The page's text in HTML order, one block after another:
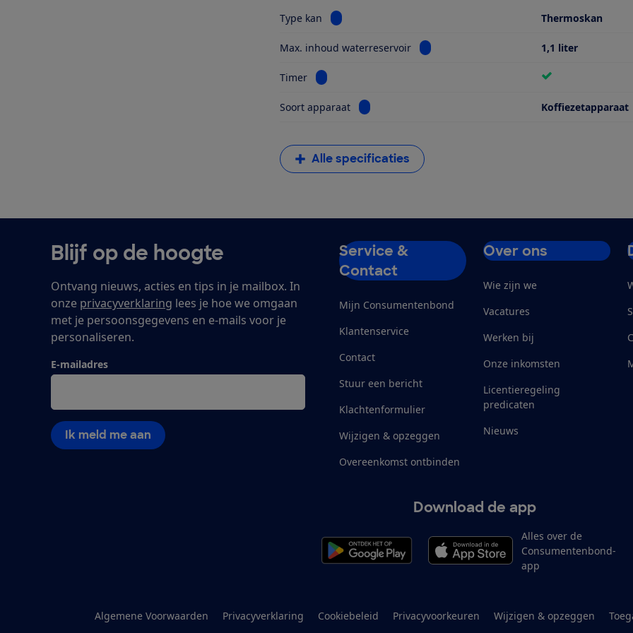
Type kan Bekijk informatie voor Type kan Thermoskan
Max. inhoud waterreservoir Bekijk informatie voor Max. inhoud
1,1 liter
Timer Bekijk informatie voor Timer
Soort apparaat Bekijk informatie voor Soort apparaat Koffiezetapparaat
Alle specificaties
Blijf op de hoogte
Ontvang nieuws, acties en tips in je mailbox. In
onze privacyverklaring lees je hoe we omgaan
met je persoonsgegevens en e-mails voor je
personaliseren.
E-mailadres
Ik meld me aan
Service &
Contact
Mijn Consumentenbond
Klantenservice
Contact
Stuur een bericht
Klachtenformulier
Wijzigen & opzeggen
Overeenkomst ontbinden
Over ons
Wie zijn we
Vacatures
Werken bij
Onze inkomsten
Licentieregeling
predicaten
Nieuws
Download de app
Alles over de
Consumentenbond-
app
Algemene Voorwaarden Privacyverklaring Cookiebeleid Privacyvoorkeuren Wijzigen & opzeggen